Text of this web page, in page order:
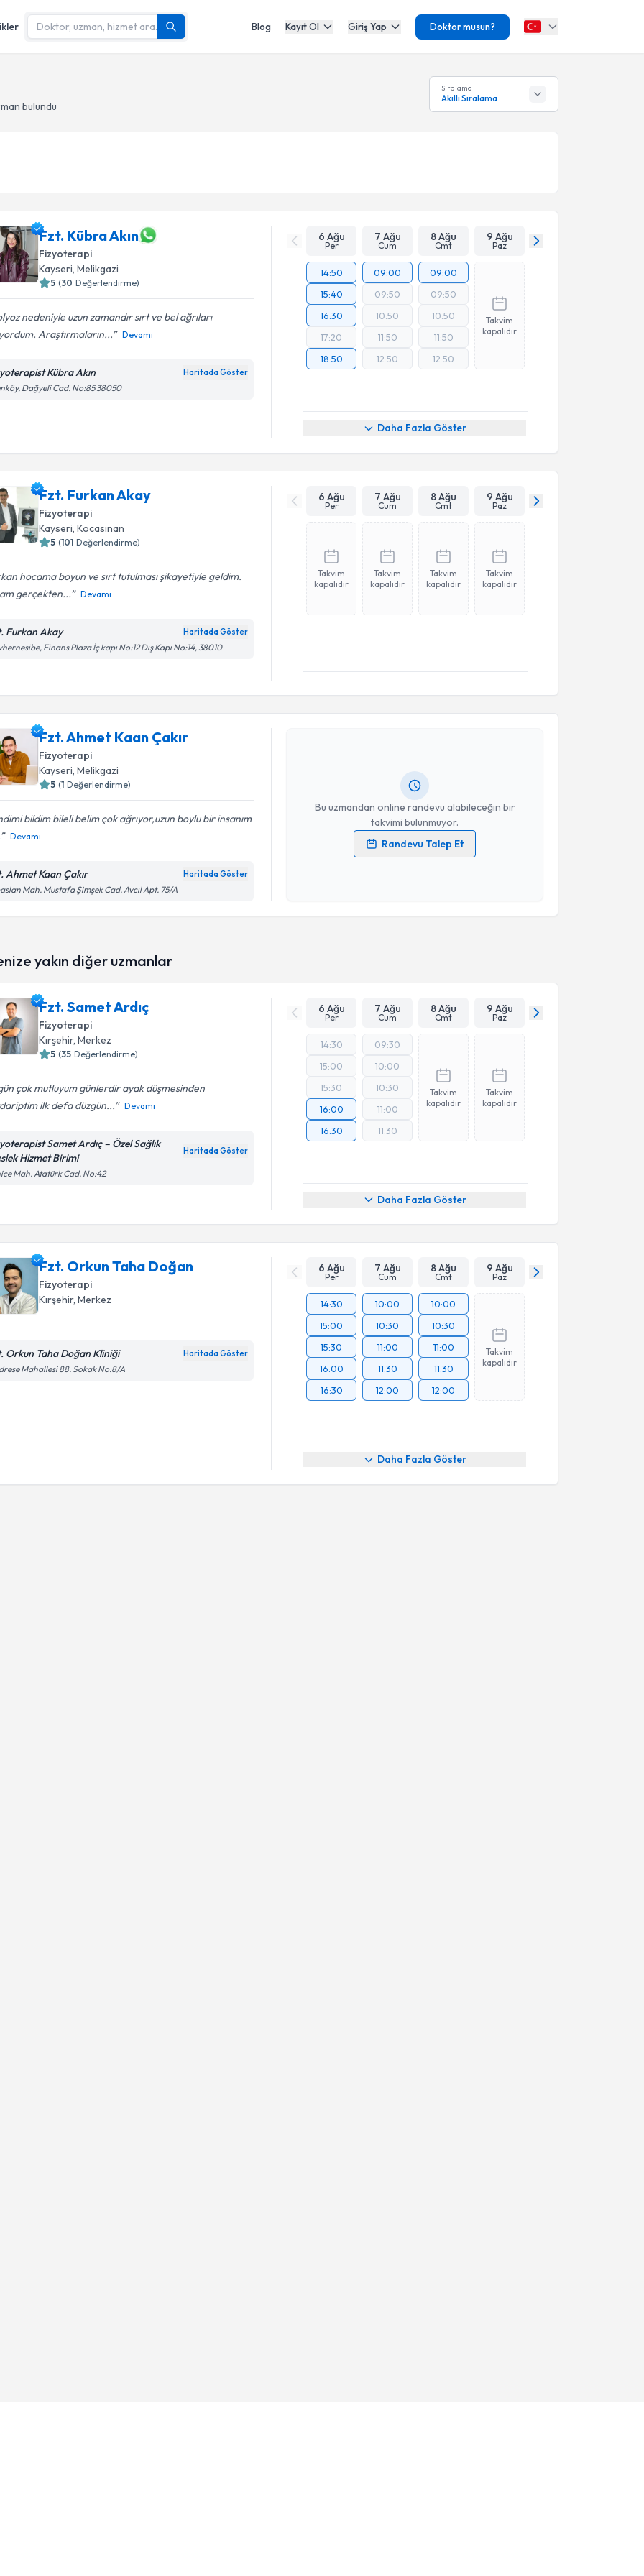
Blog Kayıt Ol Giriş Yap Doktor musun?
bulundu
Sıralama
Akıllı Sıralama
Fzt. Kübra Akın
Fizyoterapi
Kayseri, Melikgazi
5 (30 Değerlendirme)
nedeniyle uzun zamandır sırt ve bel ağrıları
Araştırmaların...
Devamı
Kübra Akın Haritada Göster
Dağyeli Cad. No:85 38050
6 Ağu
Per
7 Ağu
Cum
8 Ağu
Cmt
9 Ağu
Paz
14:50
15:40
16:30
17:20
18:50
09:00
09:50
10:50
11:50
12:50
09:00
09:50
10:50
11:50
12:50
Takvim
kapalıdır
Daha Fazla Göster
Fzt. Furkan Akay
Fizyoterapi
Kayseri , Kocasinan
5 (101 Değerlendirme)
hocama boyun ve sırt tutulması şikayetiyle geldim.
gerçekten...
Devamı
Furkan Akay Haritada Göster
Finans Plaza İç kapı No:12 Dış Kapı No:14, 38010
6 Ağu
Per
7 Ağu
Cum
8 Ağu
Cmt
9 Ağu
Paz
Takvim
kapalıdır
Takvim
kapalıdır
Takvim
kapalıdır
Takvim
kapalıdır
Fzt. Ahmet Kaan Çakır
Fizyoterapi
Kayseri , Melikgazi
5 (1 Değerlendirme)
bildim bileli belim çok ağrıyor,uzun boylu bir insanım
Devamı
Ahmet Kaan Çakır Haritada Göster
Mah. Mustafa Şimşek Cad. Avcıl Apt. 75/A
Bu uzmandan online randevu alabileceğin bir
takvimi bulunmuyor.
Randevu Talep Et
Randevu Takvimi Talebi
Fzt. Ahmet Kaan Çakır
Kişisel verilerimin işlenmesine ilişkinAydınlatma Metni
Takvim Talebini Gönder
yakın diğer uzmanlar
Fzt. Samet Ardıç
Fizyoterapi
Kırşehir, Merkez
5 (35 Değerlendirme)
çok mutluyum günlerdir ayak düşmesinden
ilk defa düzgün...
Devamı
Samet Ardıç – Özel Sağlık
Hizmet Birimi
Haritada Göster
Mah. Atatürk Cad. No:42
6 Ağu
Per
7 Ağu
Cum
8 Ağu
Cmt
9 Ağu
Paz
14:30
15:00
15:30
16:00
16:30
09:30
10:00
10:30
11:00
11:30
Takvim
kapalıdır
Takvim
kapalıdır
Daha Fazla Göster
Fzt. Orkun Taha Doğan
Fizyoterapi
Kırşehir, Merkez
Orkun Taha Doğan Kliniği Haritada Göster
Mahallesi 88. Sokak No:8/A
6 Ağu
Per
7 Ağu
Cum
8 Ağu
Cmt
9 Ağu
Paz
14:30
15:00
15:30
16:00
16:30
10:00
10:30
11:00
11:30
12:00
10:00
10:30
11:00
11:30
12:00
Takvim
kapalıdır
Daha Fazla Göster